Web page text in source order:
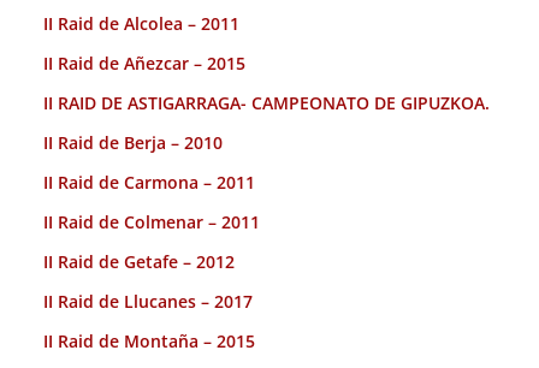
II Raid de Alcolea – 2011
II Raid de Añezcar – 2015
II RAID DE ASTIGARRAGA- CAMPEONATO DE GIPUZKOA.
II Raid de Berja – 2010
II Raid de Carmona – 2011
II Raid de Colmenar – 2011
II Raid de Getafe – 2012
II Raid de Llucanes – 2017
II Raid de Montaña – 2015